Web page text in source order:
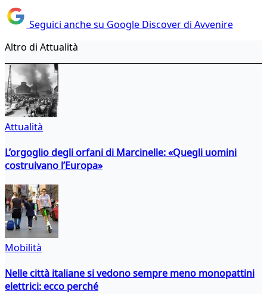
Seguici anche su Google Discover di Avvenire
Altro di Attualità
Attualità
L’orgoglio degli orfani di Marcinelle: «Quegli uomini
costruivano l’Europa»
Mobilità
Nelle città italiane si vedono sempre meno monopattini
elettrici: ecco perché